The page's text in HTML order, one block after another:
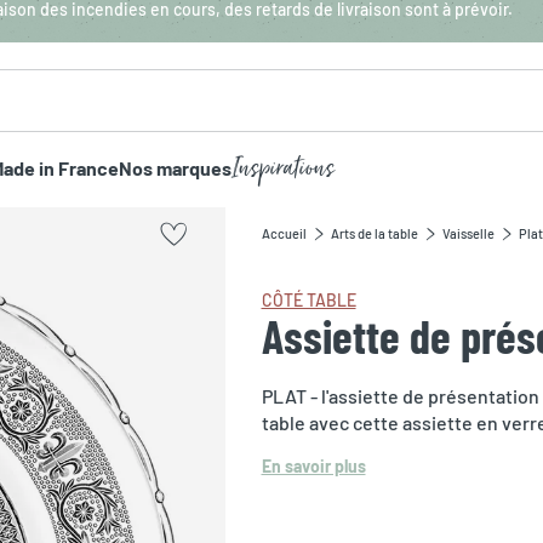
des incendies en cours, des retards de livraison sont à prévoir.
in FranceNos marquesInspirations
Accueil Arts de la table Vaisselle
CÔTÉ TABLE
Assiette de
PLAT - l'assiette de
table avec cette assiette en
En savoir plus